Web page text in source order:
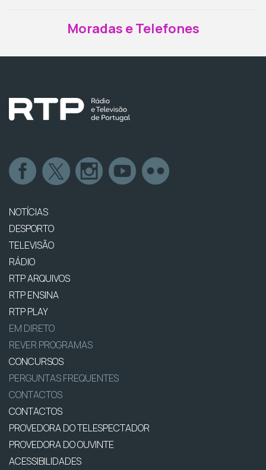
Moradas e Telefones
NOTÍCIAS
DESPORTO
TELEVISÃO
RÁDIO
RTP ARQUIVOS
RTP ENSINA
RTP PLAY
EM DIRETO
REVER PROGRAMAS
CONCURSOS
PERGUNTAS FREQUENTES
CONTACTOS
CONTACTOS
PROVEDORA DO TELESPECTADOR
PROVEDORA DO OUVINTE
ACESSIBILIDADES